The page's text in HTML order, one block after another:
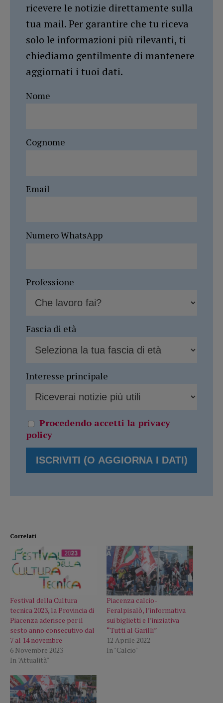
ricevere le notizie direttamente sulla
tua mail. Per garantire che tu riceva
solo le informazioni più rilevanti, ti
chiediamo gentilmente di mantenere
aggiornati i tuoi dati.
Nome
Cognome
Email
Numero WhatsApp
Professione
Fascia di età
Interesse principale
Procedendo accetti la privacy
policy
Correlati
Festival della Cultura
tecnica 2023, la Provincia di
Piacenza aderisce per il
sesto anno consecutivo dal
7 al 14 novembre
6 Novembre 2023
In "Attualità"
Piacenza calcio-
Feralpisalò, l’informativa
sui biglietti e l’iniziativa
“Tutti al Garilli”
12 Aprile 2022
In "Calcio"